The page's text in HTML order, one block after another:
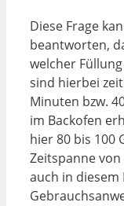
Diese Frage
beantworten,
welcher
sind hierbei
Minuten bzw.
im Backofen
hier 80 bis 100
Zeitspanne
auch in